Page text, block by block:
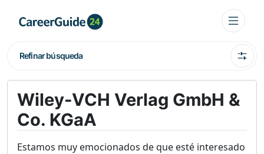
Refinar búsqueda
Wiley-VCH Verlag GmbH &
Co. KGaA
Estamos muy emocionados de que esté interesado